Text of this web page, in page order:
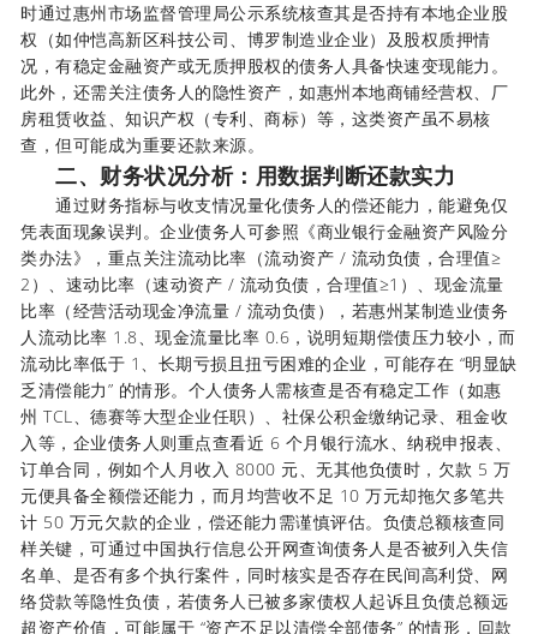
时通过惠州市场监督管理局公示系统核查其是否持有本地企业股
权（如仲恺高新区科技公司、博罗制造业企业）及股权质押情
况，有稳定金融资产或无质押股权的债务人具备快速变现能力。
此外，还需关注债务人的隐性资产，如惠州本地商铺经营权、厂
房租赁收益、知识产权（专利、商标）等，这类资产虽不易核
查，但可能成为重要还款来源。
二、财务状况分析：用数据判断还款实力
通过财务指标与收支情况量化债务人的偿还能力，能避免仅
凭表面现象误判。企业债务人可参照《商业银行金融资产风险分
类办法》，重点关注流动比率（流动资产 / 流动负债，合理值≥
2）、速动比率（速动资产 / 流动负债，合理值≥1）、现金流量
比率（经营活动现金净流量 / 流动负债），若惠州某制造业债务
人流动比率 1.8、现金流量比率 0.6，说明短期偿债压力较小，而
流动比率低于 1、长期亏损且扭亏困难的企业，可能存在 “明显缺
乏清偿能力” 的情形。个人债务人需核查是否有稳定工作（如惠
州 TCL、德赛等大型企业任职）、社保公积金缴纳记录、租金收
入等，企业债务人则重点查看近 6 个月银行流水、纳税申报表、
订单合同，例如个人月收入 8000 元、无其他负债时，欠款 5 万
元便具备全额偿还能力，而月均营收不足 10 万元却拖欠多笔共
计 50 万元欠款的企业，偿还能力需谨慎评估。负债总额核查同
样关键，可通过中国执行信息公开网查询债务人是否被列入失信
名单、是否有多个执行案件，同时核实是否存在民间高利贷、网
络贷款等隐性负债，若债务人已被多家债权人起诉且负债总额远
超资产价值，可能属于 “资产不足以清偿全部债务” 的情形，回款